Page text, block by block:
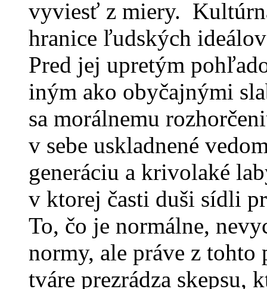
vyviesť z miery.
hranice ľudských
Pred jej upretým
iným ako obyčajnými
sa morálnemu
v sebe uskladnené
generáciu a krivolaké
v ktorej časti duši sídli
To, čo je normálne,
normy, ale práve z
tváre prezrádza skepsu,